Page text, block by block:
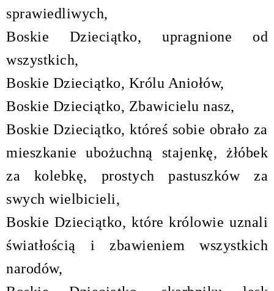
sprawiedliwych,
Boskie Dzieciątko, upragnione od
wszystkich,
Boskie Dzieciątko, Królu Aniołów,
Boskie Dzieciątko, Zbawicielu nasz,
Boskie Dzieciątko, któreś sobie obrało za
mieszkanie ubożuchną stajenkę, żłóbek
za kolebkę, prostych pastuszków za
swych wielbicieli,
Boskie Dzieciątko, które królowie uznali
światłością i zbawieniem wszystkich
narodów,